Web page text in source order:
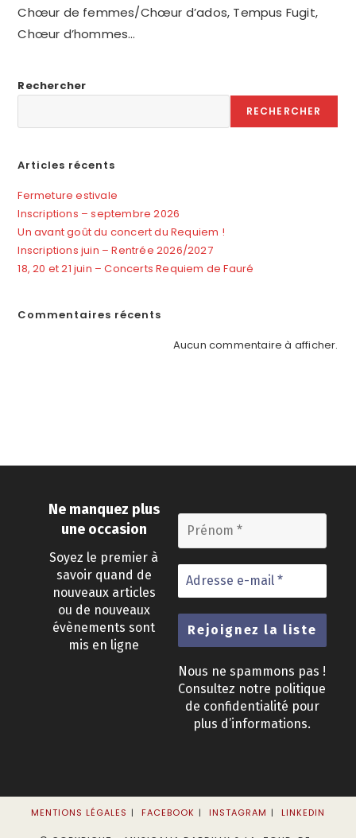
Chœur de femmes/Chœur d’ados, Tempus Fugit,
Chœur d’hommes…
Rechercher
RECHERCHER
Articles récents
Fermeture estivale
Inscriptions – septembre 2026
Un avant goût du concert du Requiem !
Inscriptions juin – Rentrée 2026/2027
18, 20 et 21 juin – Concerts Requiem de Fauré
Commentaires récents
Aucun commentaire à afficher.
Ne manquez plus
une occasion
Soyez le premier à
savoir quand de
nouveaux articles
ou de nouveaux
évènements sont
mis en ligne
Nous ne spammons pas !
Consultez notre politique
de confidentialité pour
plus d’informations.
MENTIONS LÉGALES FACEBOOK INSTAGRAM LINKEDIN